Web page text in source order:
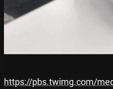
https://pbs.twimg.com/